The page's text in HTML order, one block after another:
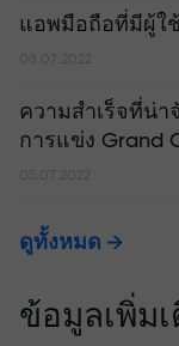
แอพมือถือที่มีผู้ใ
08.07.2022
ความสำเร็จที่น่
การแข่ง Grand
ดูทั้งหมด
ข้อมูลเพิ่ม